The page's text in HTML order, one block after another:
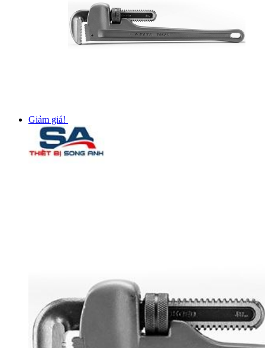
Giảm giá!